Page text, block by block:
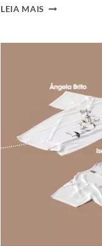
LEIA MAIS RACISMO
DO
ACUSADOS
PRECONCEITO